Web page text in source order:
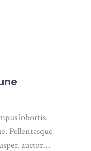
lobortis.
Pellentesque
auctor…